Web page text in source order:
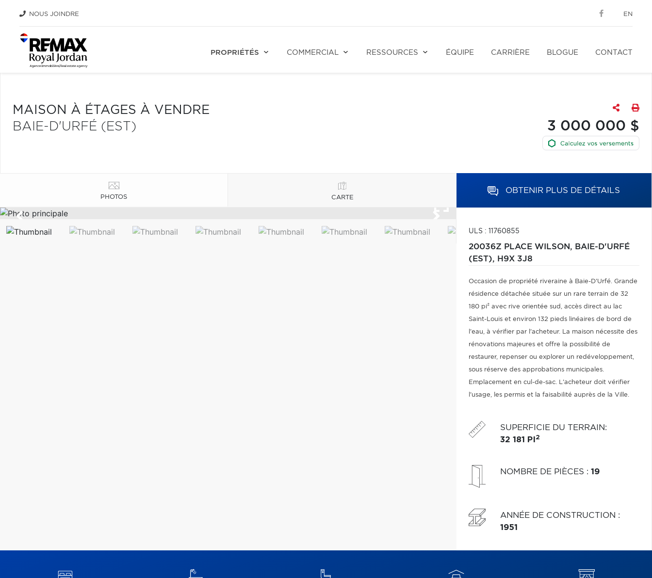
NOUS JOINDRE EN
PROPRIÉTÉS COMMERCIAL RESSOURCES ÉQUIPE CARRIÈRE BLOGUE CONTACT
MAISON À ÉTAGES À VENDRE
BAIE-D'URFÉ (EST)
3 000 000 $
PHOTOS CARTE
OBTENIR PLUS DE DÉTAILS
ULS : 11760855
20036Z PLACE WILSON, BAIE-D'URFÉ
(EST), H9X 3J8
Occasion de propriété riveraine à Baie-D'Urfé. Grande
résidence détachée située sur un rare terrain de 32
180 pi² avec rive orientée sud, accès direct au lac
Saint-Louis et environ 132 pieds linéaires de bord de
l'eau, à vérifier par l'acheteur. La maison nécessite des
rénovations majeures et offre la possibilité de
restaurer, repenser ou explorer un redéveloppement,
sous réserve des approbations municipales.
Emplacement en cul-de-sac. L'acheteur doit vérifier
l'usage, les permis et la faisabilité auprès de la Ville.
SUPERFICIE DU TERRAIN:
32 181 PI 2
NOMBRE DE PIÈCES : 19
ANNÉE DE CONSTRUCTION :
1951